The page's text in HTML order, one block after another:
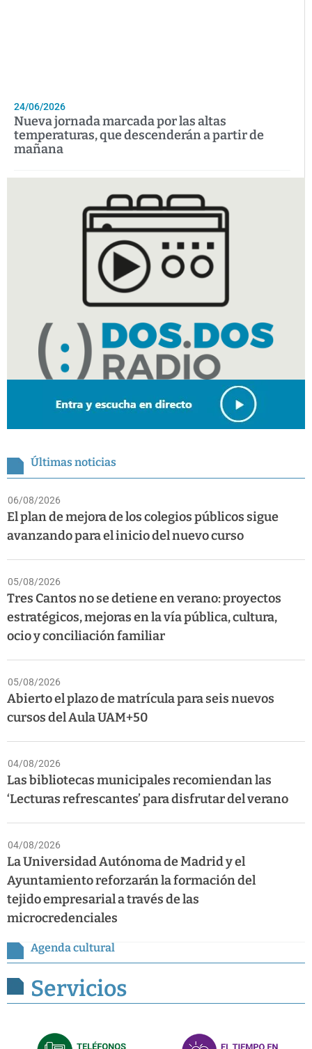
24/06/2026
Nueva jornada marcada por las altas
temperaturas, que descenderán a partir de
mañana
Últimas noticias
06/08/2026
El plan de mejora de los colegios públicos sigue
avanzando para el inicio del nuevo curso
05/08/2026
Tres Cantos no se detiene en verano: proyectos
estratégicos, mejoras en la vía pública, cultura,
ocio y conciliación familiar
05/08/2026
Abierto el plazo de matrícula para seis nuevos
cursos del Aula UAM+50
04/08/2026
Las bibliotecas municipales recomiendan las
‘Lecturas refrescantes’ para disfrutar del verano
04/08/2026
La Universidad Autónoma de Madrid y el
Ayuntamiento reforzarán la formación del
tejido empresarial a través de las
microcredenciales
Agenda cultural
Servicios